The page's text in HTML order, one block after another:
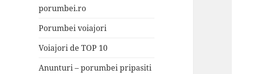
porumbei.ro
Porumbei voiajori
Voiajori de TOP 10
Anunturi – porumbei pripasiti